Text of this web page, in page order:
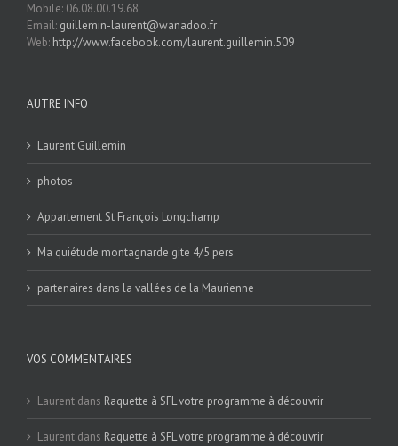
Mobile: 06.08.00.19.68
Email: guillemin-laurent@wanadoo.fr
Web: http://www.facebook.com/laurent.guillemin.509
AUTRE INFO
Laurent Guillemin
photos
Appartement St François Longchamp
Ma quiétude montagnarde gite 4/5 pers
partenaires dans la vallées de la Maurienne
VOS COMMENTAIRES
Laurent dans Raquette à SFL votre programme à découvrir
Laurent dans Raquette à SFL votre programme à découvrir